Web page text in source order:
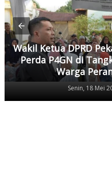
Wakil Ketua DPRD
Perda P4GN di
Warga
Senin, 18 Mei